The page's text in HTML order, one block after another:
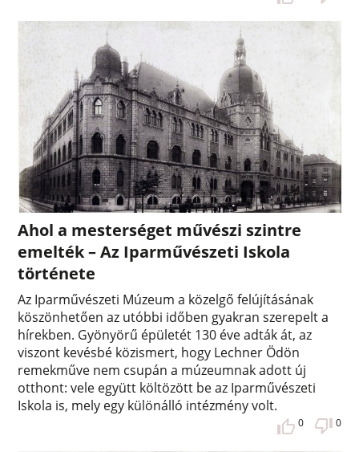
Ahol a mesterséget művészi szintre
emelték – Az Iparművészeti Iskola
története
Az Iparművészeti Múzeum a közelgő felújításának
köszönhetően az utóbbi időben gyakran szerepelt a
hírekben. Gyönyörű épületét 130 éve adták át, az
viszont kevésbé közismert, hogy Lechner Ödön
remekműve nem csupán a múzeumnak adott új
otthont: vele együtt költözött be az Iparművészeti
Iskola is, mely egy különálló intézmény volt.
0 0